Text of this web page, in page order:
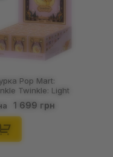
Pop Mart:
Twinkle: Light
Scene Sets Series
Box: 1 з 10)
Edition),
1 699 грн